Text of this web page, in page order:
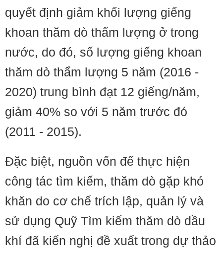
quyết định giảm khối lượng giếng
khoan thăm dò thẩm lượng ở trong
nước, do đó, số lượng giếng khoan
thăm dò thẩm lượng 5 năm (2016 -
2020) trung bình đạt 12 giếng/năm,
giảm 40% so với 5 năm trước đó
(2011 - 2015).
Đặc biệt, nguồn vốn để thực hiện
công tác tìm kiếm, thăm dò gặp khó
khăn do cơ chế trích lập, quản lý và
sử dụng Quỹ Tìm kiếm thăm dò dầu
khí đã kiến nghị đề xuất trong dự thảo